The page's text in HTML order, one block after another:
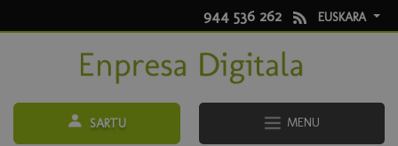
944 536 262 EUSKARA
SARTU MENU